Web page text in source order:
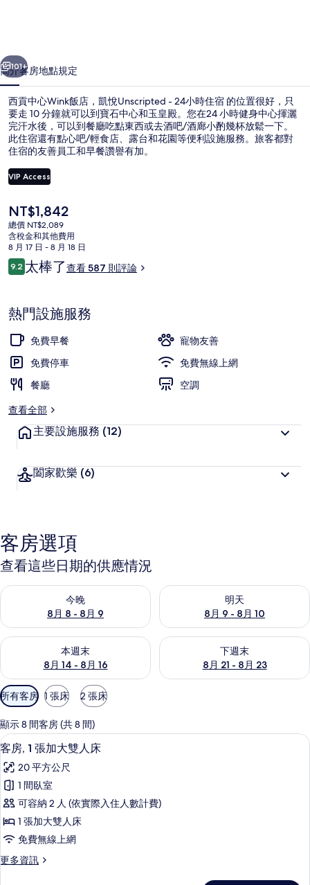
凱
悅
Unscripted
24
小
時
住
宿
的
相
集
個 下一個
101+
簡介客房地點規定
西貢中心Wink飯店，凱悅Unscripted - 24小時住宿 的位置很好，只
要走 10 分鐘就可以到寶石中心和玉皇殿。您在24 小時健身中心揮灑
完汗水後，可以到餐廳吃點東西或去酒吧/酒廊小酌幾杯放鬆一下。
此住宿還有點心吧/輕食店、露台和花園等便利設施服務。旅客都對
住宿的友善員工和早餐讚譽有加。
VIP Access
目
前
的
價
格
是
NT$1,842
總價 NT$2,089
含稅金和其他費用
8 月 17 日 - 8 月 18 日
評
論
9.29.2 分，滿分 10 分，
太棒了查看 587 則評論
熱門設施服務
免費早餐
寵物友善
免費停車
免費無線上網
餐廳
空調
查看全部
主要設施服務 (12)
闔家歡樂 (6)
客房選項
查看這些日期的供應情況
今晚
8月 8 - 8月 9
查看今晚 (8月 8 - 8月 9) 的供應情況
明天
8月 9 - 8月 10
查看明天 (8月 9 - 8月 10) 的供
本週末
8月 14 - 8月 16
查看本週末 (8月 14 - 8月 16) 的供應情況
下週末
8月 21 - 8月 23
查看下週末 (8月 21 - 8月 23)
可
用
的
客
房
篩
選
條
所有客房 1 張床 2 張床
顯示 8 間客房 (共 8 間)
顯
示
客
房,
1
張
加
大
客房, 1 張加大雙人床 | 高級寢具、羽
9
客房, 1 張加大雙人床
20 平方公尺
1 間臥室
可容納 2 人 (依實際入住人數計費)
1 張加大雙人床
免費無線上網
更多資訊
更